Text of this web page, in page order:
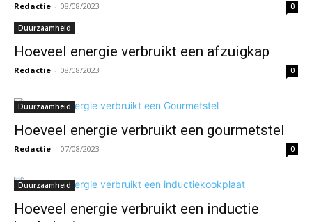
Redactie - 08/08/2023 0
Duurzaamheid
Hoeveel energie verbruikt een afzuigkap
Redactie - 08/08/2023 0
Duurzaamheid
Hoeveel energie verbruikt een gourmetstel
Redactie - 07/08/2023 0
Duurzaamheid
Hoeveel energie verbruikt een inductie